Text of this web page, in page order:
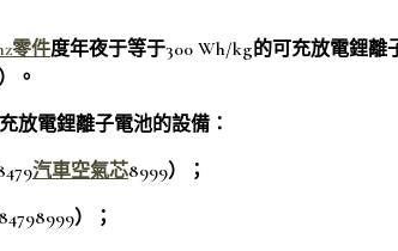
零件度年夜于等于300 Wh/kg的可充放電鋰離
。
放電鋰離子電池的設備：
汽車空氣芯8999）；
）；